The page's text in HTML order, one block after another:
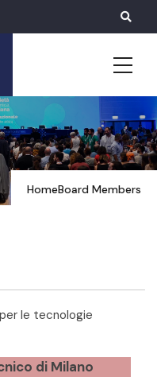
HomeBoard Members
le tecnologie
di Milano